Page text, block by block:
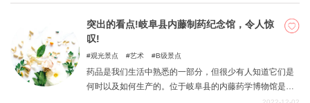
突出的看点!岐阜县内藤制药纪念馆，令人惊
叹!
观光景点 艺术 B级景点
药品是我们生活中熟悉的一部分，但很少有人知道它们是
何时以及如何生产的。位于岐阜县的内藤药学博物馆是一
个可以了解药品历史的地方。本文介绍了该博物馆的许多